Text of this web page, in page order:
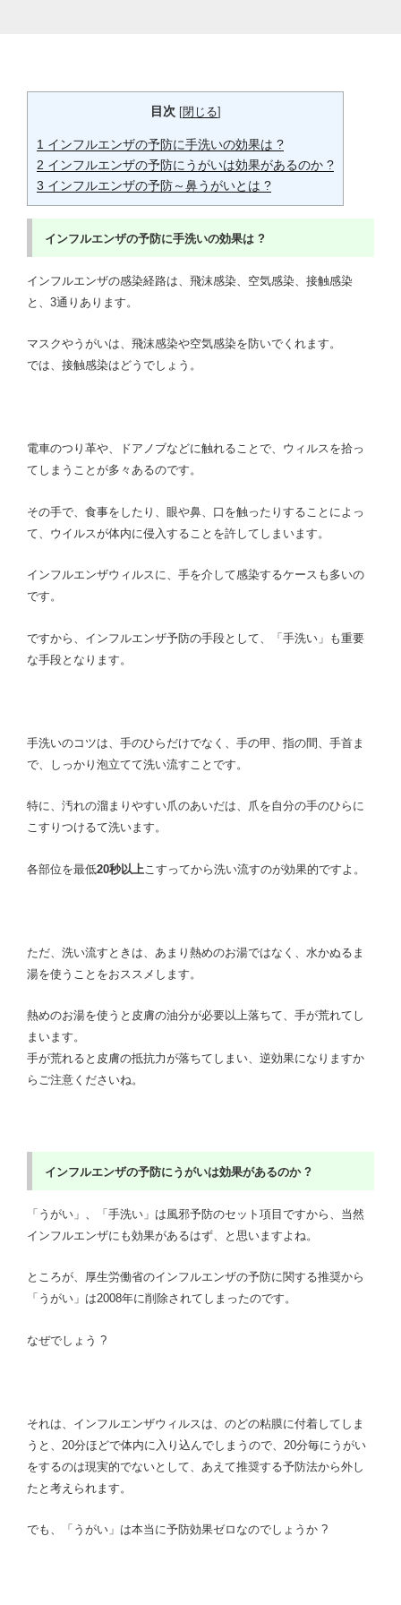
目次 [閉じる]
1 インフルエンザの予防に手洗いの効果は ?
2 インフルエンザの予防にうがいは効果があるのか ?
3 インフルエンザの予防～鼻うがいとは ?
インフルエンザの予防に手洗いの効果は ?
インフルエンザの感染経路は、飛沫感染、空気感染、接触感染
と、3通りあります。
マスクやうがいは、飛沫感染や空気感染を防いでくれます。
では、接触感染はどうでしょう。
電車のつり革や、ドアノブなどに触れることで、ウィルスを拾っ
てしまうことが多々あるのです。
その手で、食事をしたり、眼や鼻、口を触ったりすることによっ
て、ウイルスが体内に侵入することを許してしまいます。
インフルエンザウィルスに、手を介して感染するケースも多いの
です。
ですから、インフルエンザ予防の手段として、「手洗い」も重要
な手段となります。
手洗いのコツは、手のひらだけでなく、手の甲、指の間、手首ま
で、しっかり泡立てて洗い流すことです。
特に、汚れの溜まりやすい爪のあいだは、爪を自分の手のひらに
こすりつけるて洗います。
各部位を最低20秒以上 こすってから洗い流すのが効果的ですよ。
ただ、洗い流すときは、あまり熱めのお湯ではなく、水かぬるま
湯を使うことをおススメします。
熱めのお湯を使うと皮膚の油分が必要以上落ちて、手が荒れてし
まいます。
手が荒れると皮膚の抵抗力が落ちてしまい、逆効果になりますか
らご注意くださいね。
インフルエンザの予防にうがいは効果があるのか ?
「うがい」、「手洗い」は風邪予防のセット項目ですから、当然
インフルエンザにも効果があるはず、と思いますよね。
ところが、厚生労働省のインフルエンザの予防に関する推奨から
「うがい」は2008年に削除されてしまったのです。
なぜでしょう ?
それは、インフルエンザウィルスは、のどの粘膜に付着してしま
うと、20分ほどで体内に入り込んでしまうので、20分毎にうがい
をするのは現実的でないとして、あえて推奨する予防法から外し
たと考えられます。
でも、「うがい」は本当に予防効果ゼロなのでしょうか ?